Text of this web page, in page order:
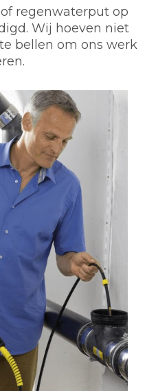
regenwaterput op
Wij hoeven niet
bellen om ons werk